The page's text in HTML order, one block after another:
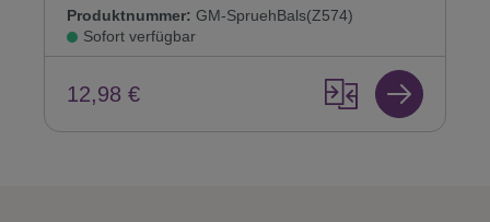
Produktnummer: GM-SpruehBals(Z574)
Sofort verfügbar
12,98 €